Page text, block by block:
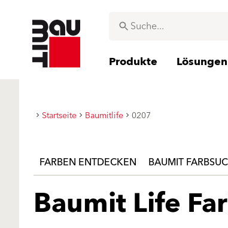
Produkte Lösungen
Startseite Baumitlife 0207
FARBEN ENTDECKEN BAUMIT
Baumit Life